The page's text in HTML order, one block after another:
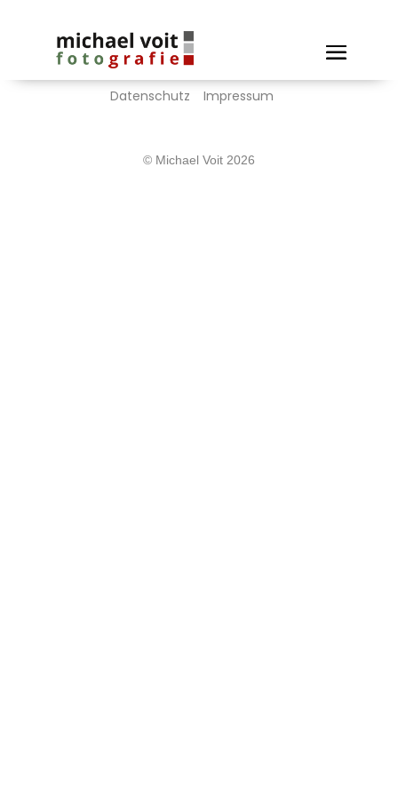
Datenschutz Impressum
© Michael Voit 2026